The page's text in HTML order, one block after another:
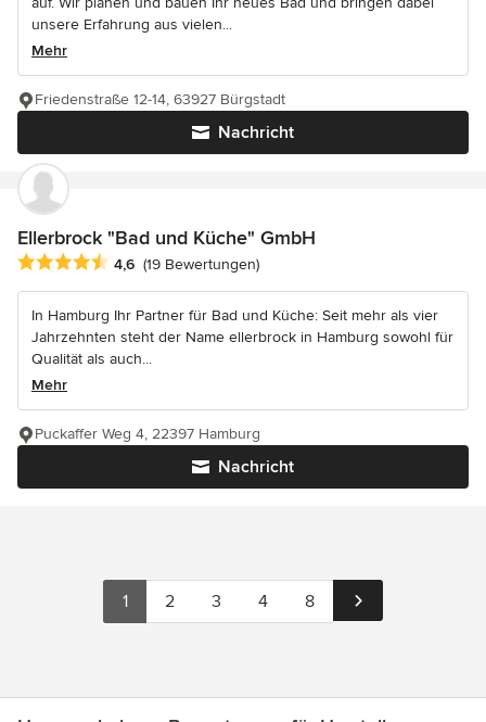
unsere Erfahrung aus vielen...
Mehr
Nachricht
Friedenstraße 12-14, 63927 Bürgstadt
Ellerbrock "Bad und Küche" GmbH
Durchschnittliche Bewertung: 4.6 von 5 Sternen
4,6 (19 Bewertungen)
In Hamburg Ihr Partner für Bad und Küche: Seit mehr als vier
Jahrzehnten steht der Name ellerbrock in Hamburg sowohl für
Qualität als auch...
Mehr
Nachricht
Puckaffer Weg 4, 22397 Hamburg
1 2 3 4 8